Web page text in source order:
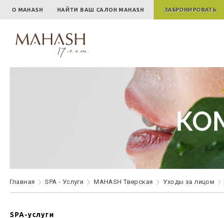
О MAHASH НАЙТИ ВАШ САЛОН MAHASH ЗАБРОНИРОВАТЬ
Главная SPA - Услуги MAHASH Тверская Уходы за лицом
SPA-услуги